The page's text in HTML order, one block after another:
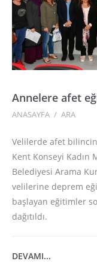
Annelere afet
ANASAYFA / ARA
Velilerde afet
Kent Konseyi Kadın
Belediyesi Arama
velilerine deprem
başlayan eğitimler
dağıtıldı.
DEVAMI...